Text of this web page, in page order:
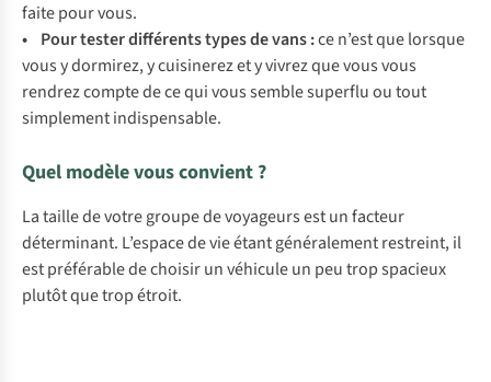
faite pour vous.
• Pour tester différents types de vans :ce n’est que lorsque
vous y dormirez, y cuisinerez et y vivrez que vous vous
rendrez compte de ce qui vous semble superflu ou tout
simplement indispensable.
Quel modèle vous convient ?
La taille de votre groupe de voyageurs est un facteur
déterminant. L’espace de vie étant généralement restreint, il
est préférable de choisir un véhicule un peu trop spacieux
plutôt que trop étroit.